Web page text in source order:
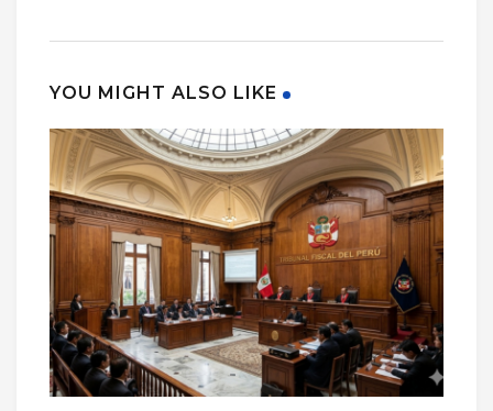
YOU MIGHT ALSO LIKE